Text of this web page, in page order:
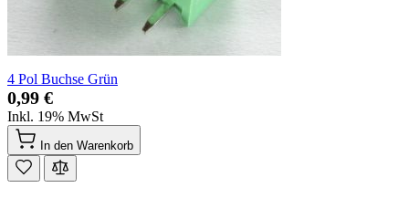
4 Pol Buchse Grün
0,99 €
Inkl. 19% MwSt
In den Warenkorb